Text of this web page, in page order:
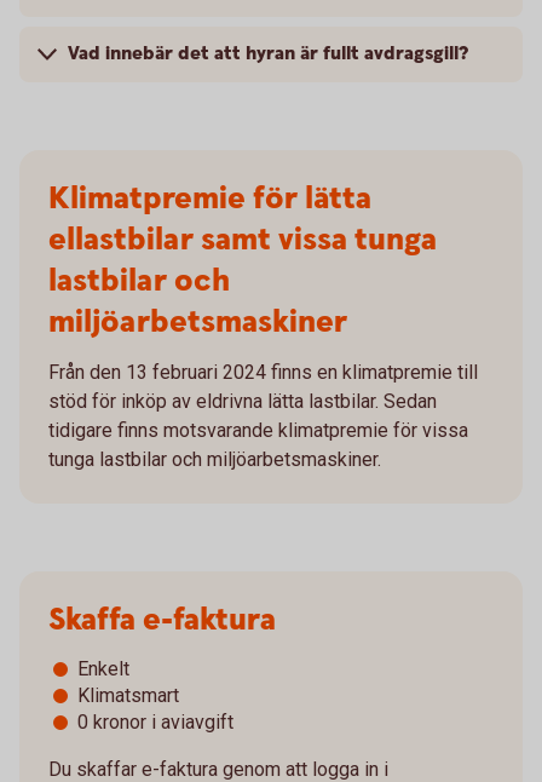
Vad innebär det att hyran är fullt avdragsgill?
Klimatpremie för lätta
ellastbilar samt vissa tunga
lastbilar och
miljöarbetsmaskiner
Från den 13 februari 2024 finns en klimatpremie till
stöd för inköp av eldrivna lätta lastbilar. Sedan
tidigare finns motsvarande klimatpremie för vissa
tunga lastbilar och miljöarbetsmaskiner.
Skaffa e-faktura
Enkelt
Klimatsmart
0 kronor i aviavgift
Du skaffar e-faktura genom att logga in i